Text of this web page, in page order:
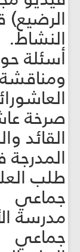
الرضيع)
القائد